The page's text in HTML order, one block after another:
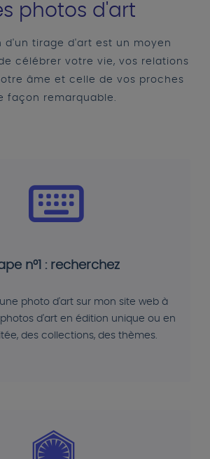
photos d'art
d'un tirage d'art est un moyen
célébrer votre vie, vos relations
âme et celle de vos proches
façon remarquable.
n°1 : recherchez
photo d'art sur mon site web à
d'art en édition unique ou en
des collections, des thèmes.